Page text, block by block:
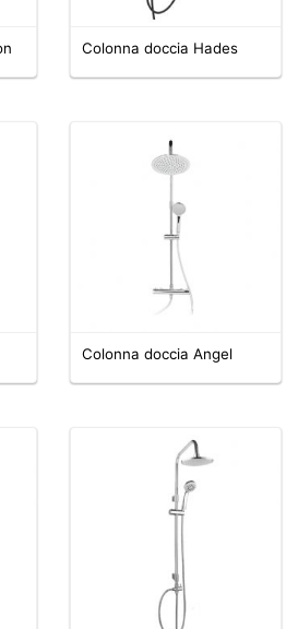
Colonna doccia Hades
Colonna doccia Angel